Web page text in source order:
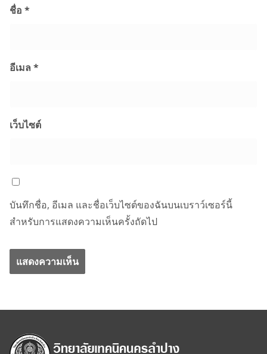
ชื่อ *
อีเมล *
เว็บไซต์
บันทึกชื่อ, อีเมล และชื่อเว็บไซต์ของฉันบนเบราว์เซอร์นี้
สำหรับการแสดงความเห็นครั้งถัดไป